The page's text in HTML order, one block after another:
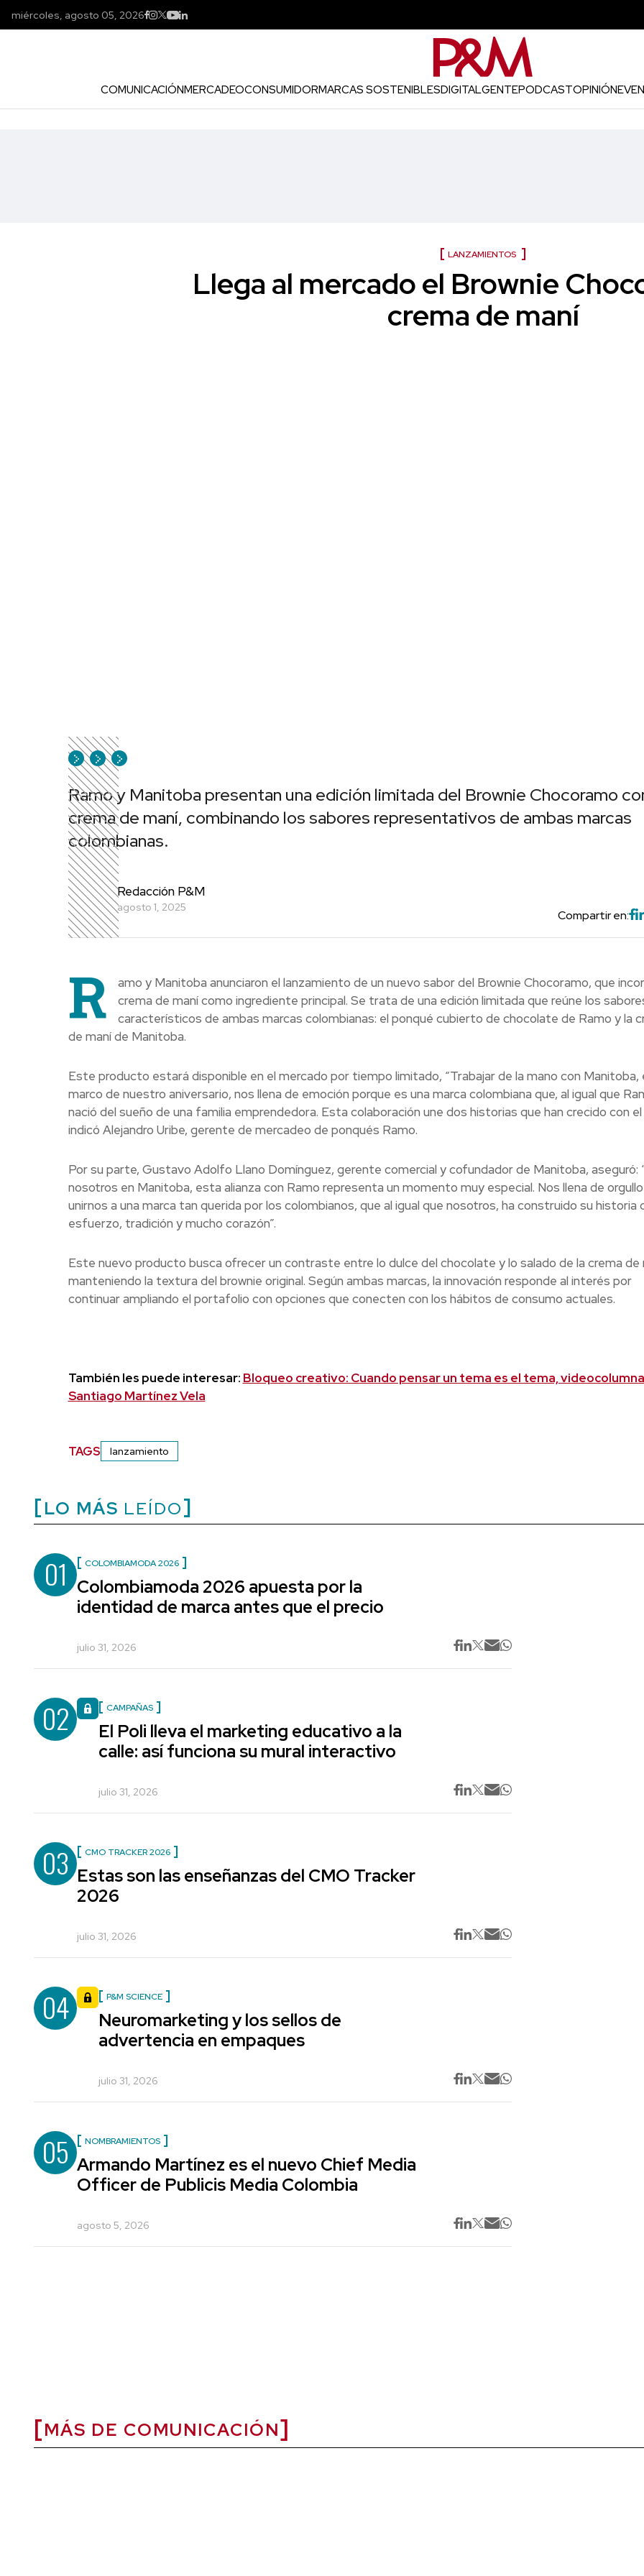
miércoles, agosto 05, 2026
COMUNICACIÓNMERCADEOCONSUMIDORMARCAS SOSTENIBLESDIGITALGENTEPODCASTOPINIÓN
LANZAMIENTOS
Llega al mercado el Brownie
crema de maní
Ramo y Manitoba presentan una edición limitada del Brownie Chocoramo
crema de maní, combinando los sabores representativos de ambas marcas
colombianas.
Redacción P&M
agosto 1, 2025
Compartir en:
R
amo y Manitoba anunciaron el lanzamiento de un nuevo sabor del Brownie Chocoramo, que
crema de maní como ingrediente principal. Se trata de una edición limitada que reúne los
característicos de ambas marcas colombianas: el ponqué cubierto de chocolate de Ramo y la
de maní de Manitoba.
Este producto estará disponible en el mercado por tiempo limitado, “Trabajar de la mano con Manitoba,
marco de nuestro aniversario, nos llena de emoción porque es una marca colombiana que, al igual que
nació del sueño de una familia emprendedora. Esta colaboración une dos historias que han crecido con el
indicó Alejandro Uribe, gerente de mercadeo de ponqués Ramo.
Por su parte, Gustavo Adolfo Llano Domínguez, gerente comercial y cofundador de Manitoba, aseguró:
nosotros en Manitoba, esta alianza con Ramo representa un momento muy especial. Nos llena de orgullo
unirnos a una marca tan querida por los colombianos, que al igual que nosotros, ha construido su historia
esfuerzo, tradición y mucho corazón”.
Este nuevo producto busca ofrecer un contraste entre lo dulce del chocolate y lo salado de la crema de
manteniendo la textura del brownie original. Según ambas marcas, la innovación responde al interés por
continuar ampliando el portafolio con opciones que conecten con los hábitos de consumo actuales.
También les puede interesar: Bloqueo creativo: Cuando pensar un tema es el tema,
Santiago Martínez Vela
TAGS lanzamiento
LO MÁS LEÍDO
01 COLOMBIAMODA 2026
Colombiamoda 2026 apuesta por la
identidad de marca antes que el precio
julio 31, 2026
02 CAMPAÑAS
El Poli lleva el marketing educativo a la
calle: así funciona su mural interactivo
julio 31, 2026
03 CMO TRACKER 2026
Estas son las enseñanzas del CMO Tracker
2026
julio 31, 2026
04 P&M SCIENCE
Neuromarketing y los sellos de
advertencia en empaques
julio 31, 2026
05 NOMBRAMIENTOS
Armando Martínez es el nuevo Chief Media
Officer de Publicis Media Colombia
agosto 5, 2026
MÁS DE COMUNICACIÓN